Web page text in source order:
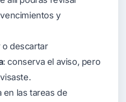
y
o descartar
: conserva el aviso, pero
en las tareas de